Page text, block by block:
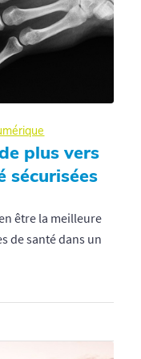
plus vers
sécurisées
être la meilleure
de santé dans un